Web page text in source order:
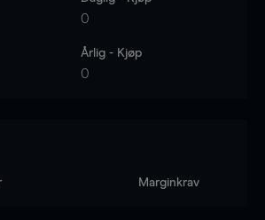
0
Årlig - Kjøp
0
Marginkrav